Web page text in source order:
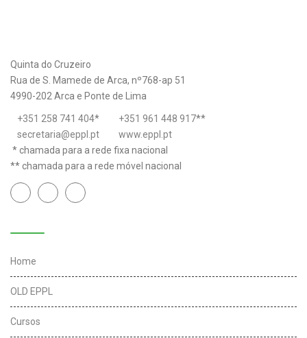
Quinta do Cruzeiro
Rua de S. Mamede de Arca, nº768-ap 51
4990-202 Arca e Ponte de Lima
+351 258 741 404* +351 961 448 917**
secretaria@eppl.pt
www.eppl.pt
* chamada para a rede fixa nacional
** chamada para a rede móvel nacional
Home
OLD EPPL
Cursos